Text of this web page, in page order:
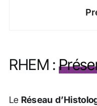
RHEM :
Le Réseau